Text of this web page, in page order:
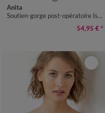
Anita
Soutien-gorge post-opératoire Isra Peau - sans armature
54,95 € *